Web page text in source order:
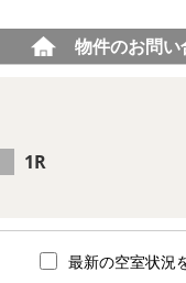
物件のお問い
1R
最新の空室状況